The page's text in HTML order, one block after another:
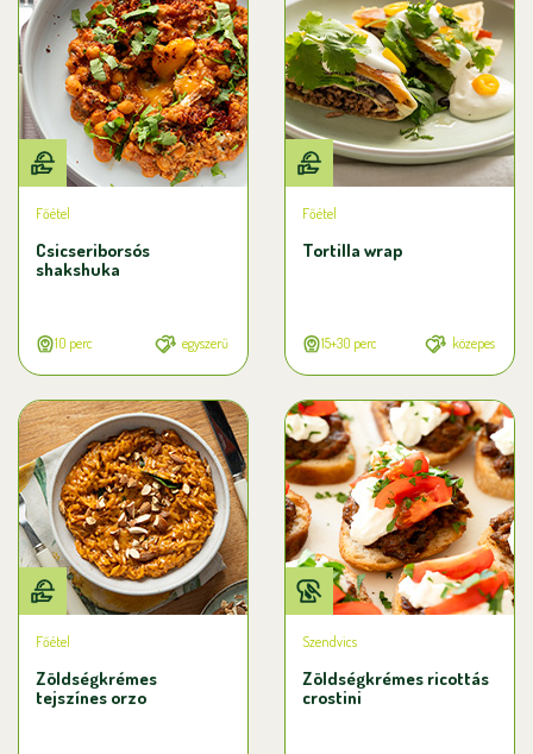
Főétel
Csicseriborsós
shakshuka
10 perc egyszerű
Főétel
Tortilla wrap
15+30 perc közepes
Főétel
Zöldségkrémes
tejszínes orzo
Szendvics
Zöldségkrémes ricottás
crostini